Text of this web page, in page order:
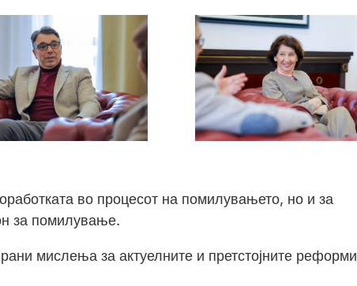
во процесот на помилувањето, но и за
за помилување.
мислења за актуелните и претстојните реформи